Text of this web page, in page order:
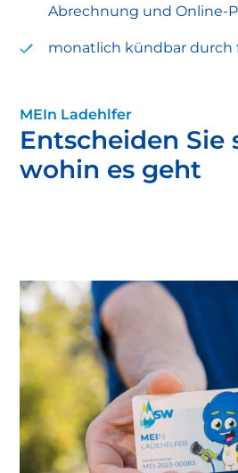
Abrechnung und Online-
monatlich kündbar durch
Entscheiden Sie
wohin es geht
MEIn Ladehlfer